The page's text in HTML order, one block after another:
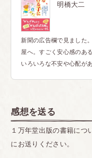
明橋大二
新聞の広告欄で見ました
屋へ。すごく安心感のあ
いろいろな不安や心配が
感想を送る
１万年堂出版の書籍につ
にお送りください。